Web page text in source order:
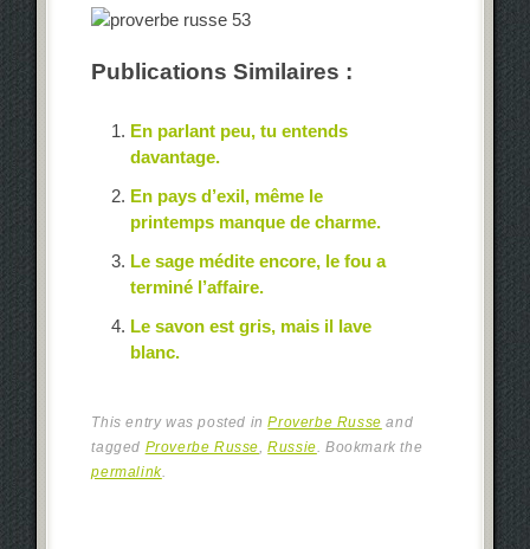
Publications Similaires :
En parlant peu, tu entends
davantage.
En pays d’exil, même le
printemps manque de charme.
Le sage médite encore, le fou a
terminé l’affaire.
Le savon est gris, mais il lave
blanc.
This entry was posted inProverbe Russe and
tagged Proverbe Russe,Russie. Bookmark the
permalink.